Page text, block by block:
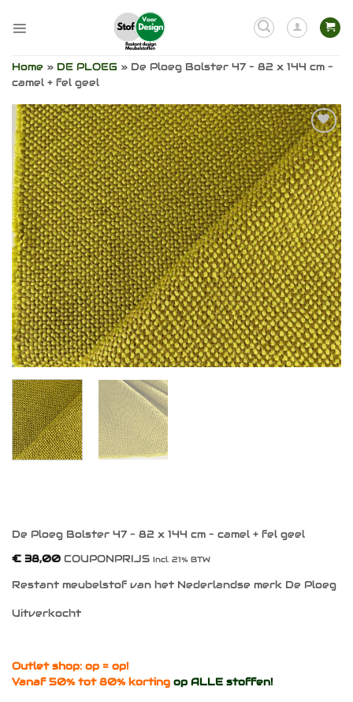
naar
Home » DE PLOEG » De Ploeg Bolster 47 – 82 x 144 cm –
camel + fel geel
Toevoegen
aan
verlanglijst
De Ploeg Bolster 47 – 82 x 144 cm – camel + fel geel
€ 38,00 COUPONPRIJS Incl. 21% BTW
Restant meubelstof van het Nederlandse merk De Ploeg
Uitverkocht
Outlet shop: op = op!
Vanaf 50% tot 80% korting op ALLE stoffen!